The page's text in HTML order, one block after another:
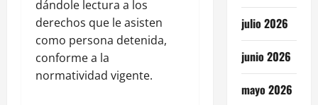
dándole lectura a los
derechos que le asisten
como persona detenida,
conforme a la
normatividad vigente.
julio 2026
junio 2026
mayo 2026